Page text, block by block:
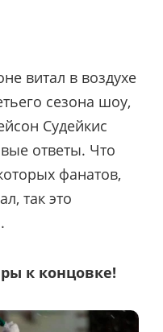
витал в воздухе
сезона шоу,
Судейкис
ответы. Что
фанатов,
так это
к концовке!